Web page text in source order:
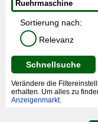
Sortierung nach:
Relevanz
Schnellsuche
Verändere die
erhalten. Um alles zu
Anzeigenmarkt.